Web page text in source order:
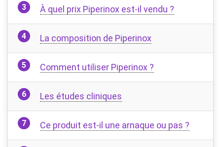
À quel prix Piperinox est-il vendu ?
La composition de Piperinox
Comment utiliser Piperinox ?
Les études cliniques
Ce produit est-il une arnaque ou pas ?